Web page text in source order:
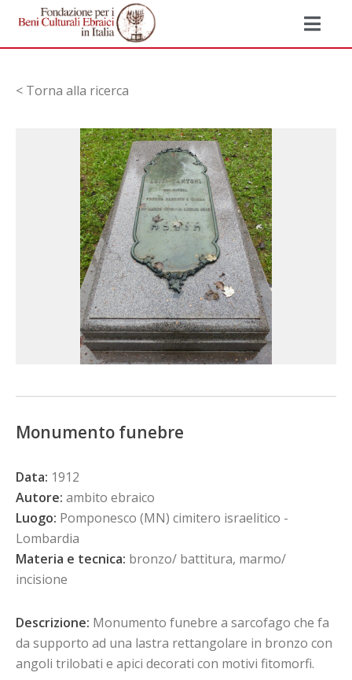
< Torna alla ricerca
Monumento funebre
Data: 1912
Autore: ambito ebraico
Luogo: Pomponesco (MN) cimitero israelitico -
Lombardia
Materia e tecnica: bronzo/ battitura, marmo/
incisione
Descrizione: Monumento funebre a sarcofago che fa
da supporto ad una lastra rettangolare in bronzo con
angoli trilobati e apici decorati con motivi fitomorfi.